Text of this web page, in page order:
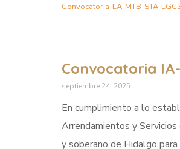
Convocatoria-LA-MTB-STA-
Convocatoria
septiembre 24, 2025
En cumplimiento a lo
Arrendamientos y
y soberano de Hidalgo